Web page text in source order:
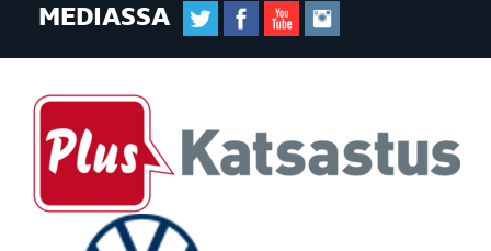
MEDIASSA